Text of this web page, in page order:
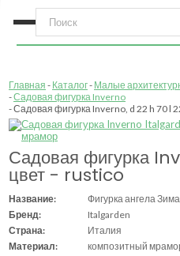
Главная Каталог Малые
Садовая фигурка Inverno
Садовая фигурка Inverno, d 22 h 70 l
Садовая фигурка
цвет - rustico
Название:
Фигурка ангела Зима
Бренд:
Italgarden
Страна:
Италия
Материал:
композитный